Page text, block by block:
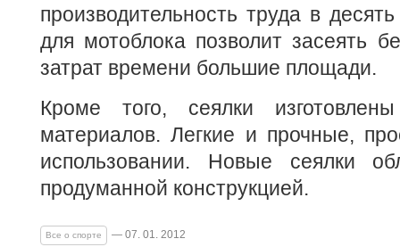
производительность труда в
для мотоблока позволит засеять
затрат времени большие площади.
Кроме того, сеялки
материалов. Легкие и прочные,
использовании. Новые сеялки
продуманной конструкцией.
Все о спорте — 07. 01. 2012